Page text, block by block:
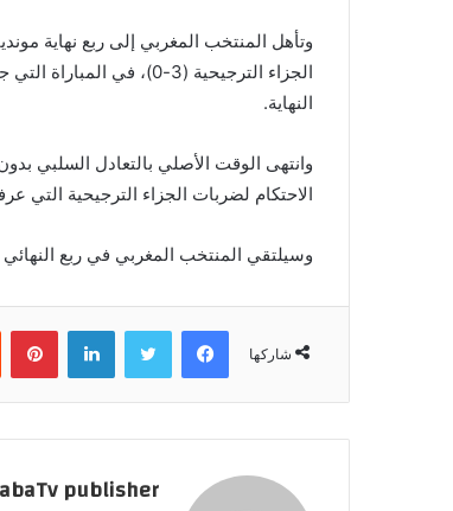
الجزاء الترجيحية (3-0)،
النهاية.
وانتهى الوقت الأصلي بالتعادل السلبي
الاحتكام لضربات الجزاء الترجيحية التي
وسيلتقي المنتخب المغربي في ربع النهائي
شاركها
فيسبوك لينكدإن
publisher